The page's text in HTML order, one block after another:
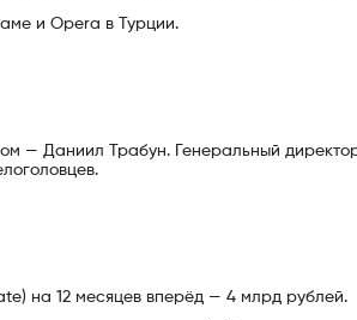
и Opera в Турции.
— Даниил Трабун. Генеральный
на 12 месяцев вперёд — 4 млрд рублей.